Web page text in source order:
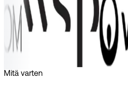
Mitä varten